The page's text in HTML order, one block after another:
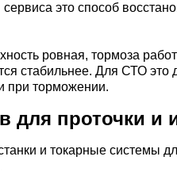
это способ
ровная, тормоза
стабильнее. Для СТО это
при торможении.
для проточки и
и токарные системы